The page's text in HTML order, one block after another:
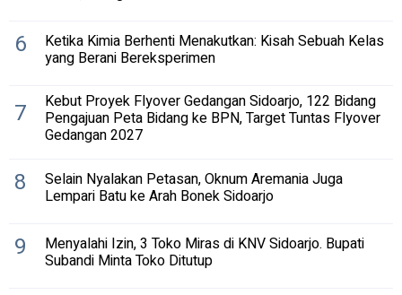
6 Ketika Kimia Berhenti Menakutkan: Kisah Sebuah Kelas
yang Berani Bereksperimen
7 Kebut Proyek Flyover Gedangan Sidoarjo, 122 Bidang
Pengajuan Peta Bidang ke BPN, Target Tuntas Flyover
Gedangan 2027
8 Selain Nyalakan Petasan, Oknum Aremania Juga
Lempari Batu ke Arah Bonek Sidoarjo
9 Menyalahi Izin, 3 Toko Miras di KNV Sidoarjo. Bupati
Subandi Minta Toko Ditutup